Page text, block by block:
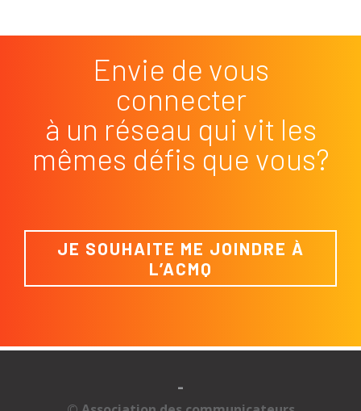
Envie de vous
connecter
à un réseau qui vit les
mêmes défis que vous?
JE SOUHAITE ME JOINDRE À
L’ACMQ
-